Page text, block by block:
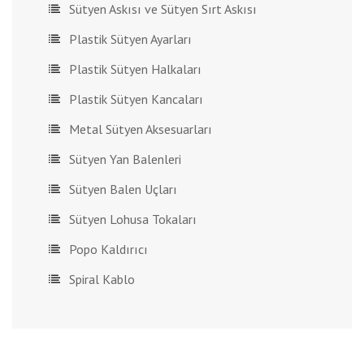
Sütyen Askısı ve Sütyen Sırt Askısı
Plastik Sütyen Ayarları
Plastik Sütyen Halkaları
Plastik Sütyen Kancaları
Metal Sütyen Aksesuarları
Sütyen Yan Balenleri
Sütyen Balen Uçları
Sütyen Lohusa Tokaları
Popo Kaldırıcı
Spiral Kablo